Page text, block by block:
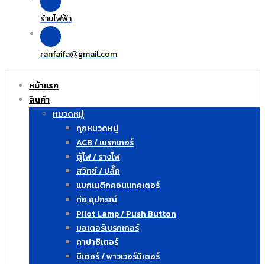
ร้านไฟฟ้า
ranfaifa@gmail.com
หน้าแรก
สินค้า
หมวดหมู่
ทุกหมวดหมู่
ACB / เบรกเกอร์
ตู้ไฟ / รางไฟ
สวิทซ์ / ปลั๊ก
แมกเนติกคอนแทคเตอร์
ท่อ,อุปกรณ์
Pilot Lamp / Push Button
มอเตอร์เบรกเกอร์
คาปาซิเตอร์
มิเตอร์ / พาวเวอร์มิเตอร์